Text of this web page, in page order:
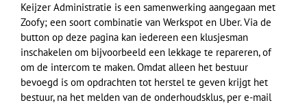
Keijzer Administratie is een samenwerking aangegaan met
Zoofy; een soort combinatie van Werkspot en Uber. Via de
button op deze pagina kan iedereen een klusjesman
inschakelen om bijvoorbeeld een lekkage te repareren, of
om de intercom te maken. Omdat alleen het bestuur
bevoegd is om opdrachten tot herstel te geven krijgt het
bestuur, na het melden van de onderhoudsklus, per e-mail